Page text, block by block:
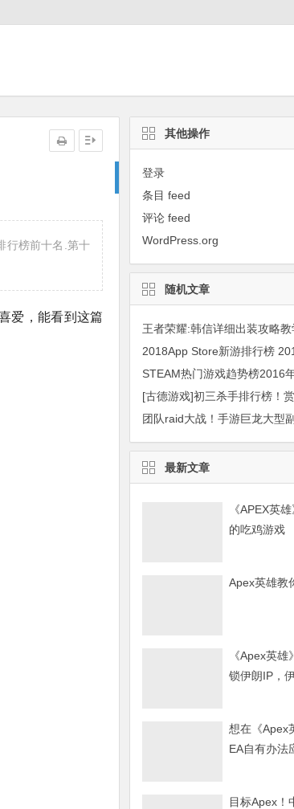
行榜前十名.第十
爱，能看到这篇
其他操作
登录
条目 feed
评论 feed
WordPress.org
随机文章
王者荣耀:韩信详细出装攻略教
STEAM热门游戏趋势榜2016
[古德游戏]初三杀手排行榜！
团队raid大战！手游巨龙大型
最新文章
《APEX英
的吃鸡游戏
Apex英雄教
《Apex英
锁伊朗IP，
想在《Apex
EA自有办法
目标Apex！